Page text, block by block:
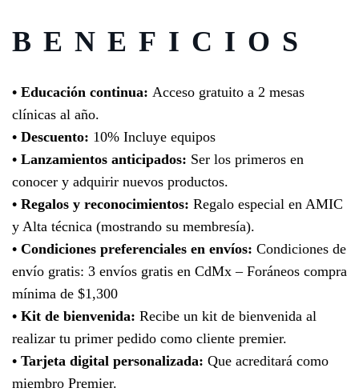
BENEFICIOS
• Educación continua: Acceso gratuito a 2 mesas
clínicas al año.
• Descuento: 10% Incluye equipos
• Lanzamientos anticipados: Ser los primeros en
conocer y adquirir nuevos productos.
• Regalos y reconocimientos: Regalo especial en AMIC
y Alta técnica (mostrando su membresía).
• Condiciones preferenciales en envíos: Condiciones de
envío gratis: 3 envíos gratis en CdMx – Foráneos compra
mínima de $1,300
• Kit de bienvenida: Recibe un kit de bienvenida al
realizar tu primer pedido como cliente premier.
• Tarjeta digital personalizada: Que acreditará como
miembro Premier.